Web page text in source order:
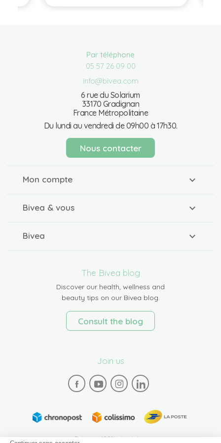
Par téléphone
05 57 26 09 00
info@bivea.com
6 rue du Solarium
33170 Gradignan
France Métropolitaine
Du lundi au vendredi de 09h00 à 17h30.
Nous contacter
Mon compte
Bivea & vous
Bivea
The Bivea blog
Discover our health, wellness and
beauty tips on our Bivea blog.
Consult the blog
Join us
Paiement 100% sécurisé